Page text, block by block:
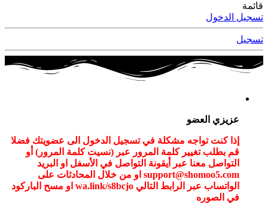
قائمة
تسجيل الدخول
تسجيل
عزيزي العضو
إذا كنت تواجه مشكلة في تسجيل الدخول الى عضويتك فضلا
قم بطلب تغيير كلمة المرور عبر (نسيت كلمة المرور) أو
التواصل معنا عبر أيقونة التواصل في الأسفل او البريد
support@shomoo5.com او من خلال المحادثات على
الواتساب عبر الرابط التالي wa.link/s8bcjo او مسح الباركود
في الصوره